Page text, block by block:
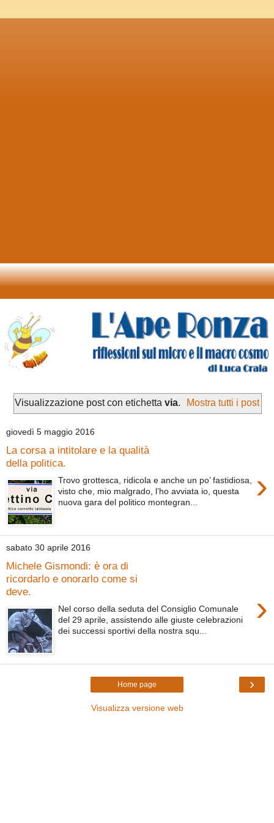
Visualizzazione post con etichetta via. Mostra tutti i post
giovedì 5 maggio 2016
La corsa a intitolare e la qualità
della politica.
›
Trovo grottesca, ridicola e anche un po’ fastidiosa,
visto che, mio malgrado, l’ho avviata io, questa
nuova gara del politico montegran...
sabato 30 aprile 2016
Michele Gismondi: è ora di
ricordarlo e onorarlo come si
deve.
›
Nel corso della seduta del Consiglio Comunale
del 29 aprile, assistendo alle giuste celebrazioni
dei successi sportivi della nostra squ...
›
Home page
Visualizza versione web